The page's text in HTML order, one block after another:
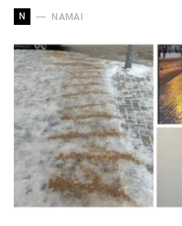
N NAMAI